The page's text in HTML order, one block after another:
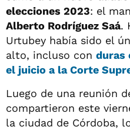
elecciones 2023: el
Alberto Rodríguez Saá.
Urtubey había sido el
alto, incluso con duras
el juicio a la Corte
Luego de una reunión
compartieron este
la ciudad de Córdoba,